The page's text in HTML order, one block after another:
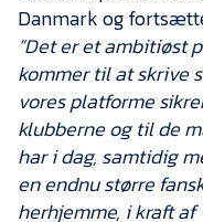
Danmark og
”Det er et ambitiøst
kommer til at skrive
vores platforme
klubberne og til de
har i dag, samtidig
en endnu større
herhjemme, i kraft